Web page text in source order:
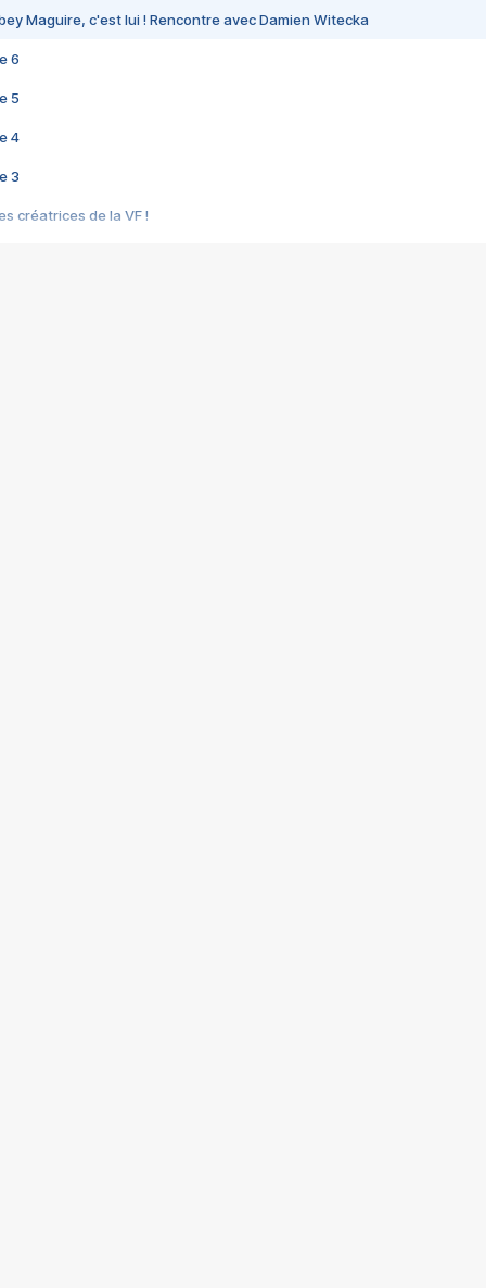
Maguire, c'est lui ! Rencontre avec Damien Witecka
6
5
4
3
créatrices de la VF !